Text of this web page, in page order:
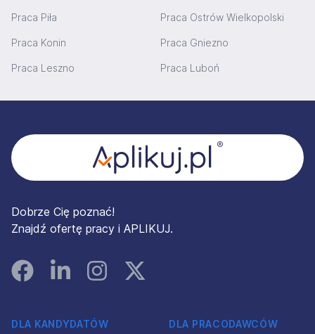
Praca Piła Praca Ostrów Wielkopolski
Praca Konin Praca Gniezno
Praca Leszno Praca Luboń
Dobrze Cię poznać!
Znajdź ofertę pracy i APLIKUJ.
FacebookLinked InInstagramInstagram
DLA KANDYDATÓW DLA PRACODAWCÓW